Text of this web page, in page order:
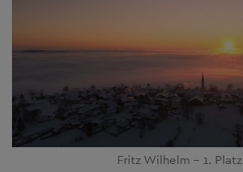
Fritz Wilhelm - 1. Platz